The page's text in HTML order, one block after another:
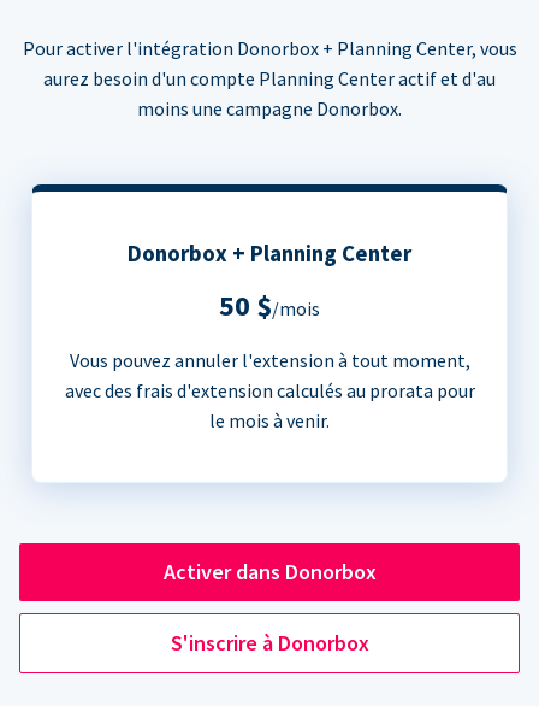
Pour activer l'intégration Donorbox + Planning Center, vous
aurez besoin d'un compte Planning Center actif et d'au
moins une campagne Donorbox.
Donorbox + Planning Center
50 $/mois
Vous pouvez annuler l'extension à tout moment,
avec des frais d'extension calculés au prorata pour
le mois à venir.
Activer dans Donorbox
S'inscrire à Donorbox